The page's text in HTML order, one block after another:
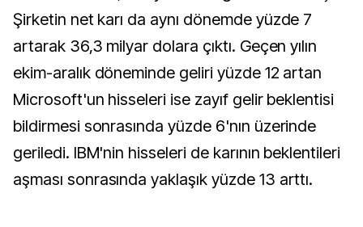
Şirketin net karı da aynı dönemde yüzde 7
artarak 36,3 milyar dolara çıktı. Geçen yılın
ekim-aralık döneminde geliri yüzde 12 artan
Microsoft'un hisseleri ise zayıf gelir beklentisi
bildirmesi sonrasında yüzde 6'nın üzerinde
geriledi. IBM'nin hisseleri de karının beklentileri
aşması sonrasında yaklaşık yüzde 13 arttı.